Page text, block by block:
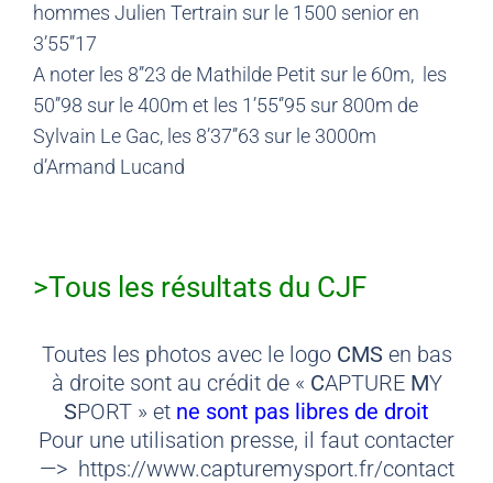
hommes Julien Tertrain sur le 1500 senior en
3’55’’17
A noter les 8’’23 de Mathilde Petit sur le 60m, les
50’’98 sur le 400m et les 1’55‘’95 sur 800m de
Sylvain Le Gac, les 8’37’’63 sur le 3000m
d’Armand Lucand
>Tous les résultats du CJF
Toutes les photos avec le logo CMS en bas
à droite sont au crédit de « CAPTURE MY
SPORT » et ne sont pas libres de droit
Pour une utilisation presse, il faut contacter
—> https://www.capturemysport.fr/contact